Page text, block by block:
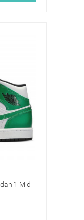
1 Mid